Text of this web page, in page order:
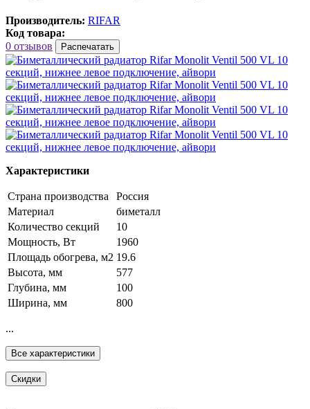
Производитель: RIFAR
Код товара:
0 отзывов
Распечатать
Характеристики
Страна производства
Россия
Материал
биметалл
Количество секций
10
Мощность, Вт
1960
Площадь обогрева, м2 19.6
Высота, мм
577
Глубина, мм
100
Ширина, мм
800
...
Все характеристики
Скидки